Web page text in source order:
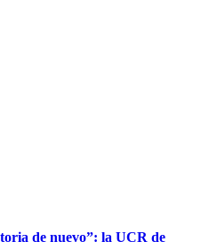
de nuevo”: la UCR de